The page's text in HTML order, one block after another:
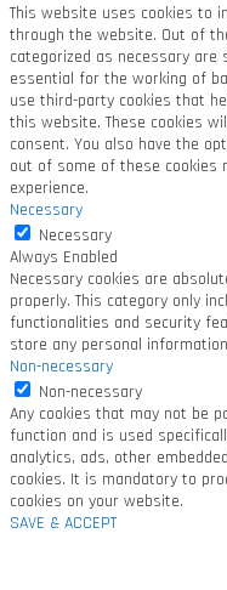
This website uses cookies to
through the website. Out of
categorized as necessary
essential for the working of
use third-party cookies that
this website. These cookies
consent. You also have the
out of some of these cookies
experience.
Necessary
Necessary
Always Enabled
Necessary cookies are
properly. This category only
functionalities and security
store any personal
Non-necessary
Non-necessary
Any cookies that may not be
function and is used
analytics, ads, other
cookies. It is mandatory to
cookies on your website.
SAVE & ACCEPT